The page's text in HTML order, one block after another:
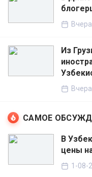
Из
САМОЕ
В
цены
1-08-